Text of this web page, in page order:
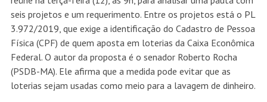
seis projetos e um requerimento. Entre os projetos está o PL
3.972/2019, que exige a identificação do Cadastro de Pessoa
Física (CPF) de quem aposta em loterias da Caixa Econômica
Federal. O autor da proposta é o senador Roberto Rocha
(PSDB-MA). Ele afirma que a medida pode evitar que as
loterias sejam usadas como meio para a lavagem de dinheiro.